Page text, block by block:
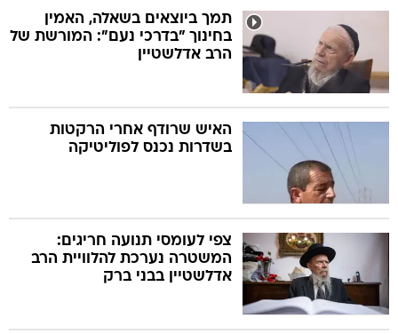
תמך ביוצאים בשאלה, האמין
בחינוך "בדרכי נעם": המורשת של
הרב אדלשטיין
האיש שרודף אחרי הרקטות
בשדרות נכנס לפוליטיקה
צפי לעומסי תנועה חריגים:
המשטרה נערכת להלוויית הרב
אדלשטיין בבני ברק